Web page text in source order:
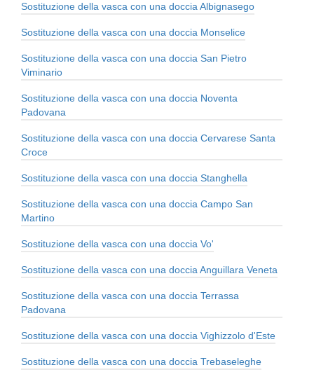
Sostituzione della vasca con una doccia Albignasego
Sostituzione della vasca con una doccia Monselice
Sostituzione della vasca con una doccia San Pietro
Viminario
Sostituzione della vasca con una doccia Noventa
Padovana
Sostituzione della vasca con una doccia Cervarese Santa
Croce
Sostituzione della vasca con una doccia Stanghella
Sostituzione della vasca con una doccia Campo San
Martino
Sostituzione della vasca con una doccia Vo'
Sostituzione della vasca con una doccia Anguillara Veneta
Sostituzione della vasca con una doccia Terrassa
Padovana
Sostituzione della vasca con una doccia Vighizzolo d'Este
Sostituzione della vasca con una doccia Trebaseleghe